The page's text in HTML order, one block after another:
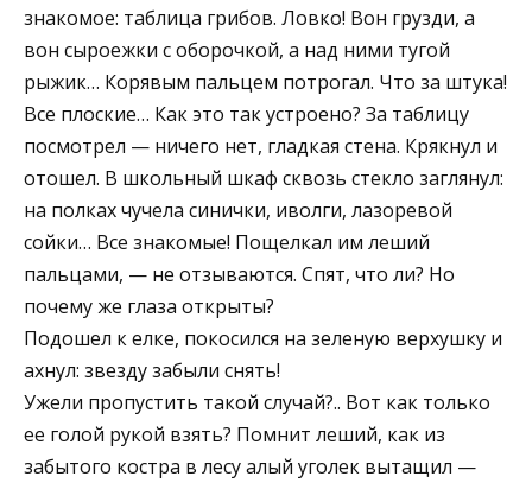
знакомое: таблица грибов. Ловко! Вон грузди, а
вон сыроежки с оборочкой, а над ними тугой
рыжик… Корявым пальцем потрогал. Что за штука!
Все плоские… Как это так устроено? За таблицу
посмотрел — ничего нет, гладкая стена. Крякнул и
отошел. В школьный шкаф сквозь стекло заглянул:
на полках чучела синички, иволги, лазоревой
сойки… Все знакомые! Пощелкал им леший
пальцами, — не отзываются. Спят, что ли? Но
почему же глаза открыты?
Подошел к елке, покосился на зеленую верхушку и
ахнул: звезду забыли снять!
Ужели пропустить такой случай?.. Вот как только
ее голой рукой взять? Помнит леший, как из
забытого костра в лесу алый уголек вытащил —